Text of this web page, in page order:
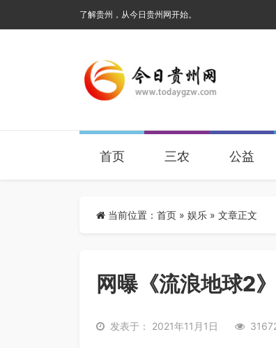
了解贵州，从今日贵州网开始。
首页 三农 公益
当前位置： 首页 » 娱乐 » 文章正文
网曝《流浪地球2
发表于： 2021年11月1日